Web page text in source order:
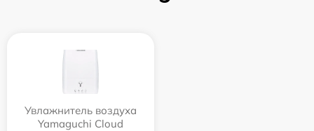
Увлажнитель воздуха
Yamaguchi Cloud